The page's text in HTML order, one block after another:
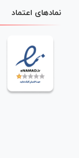
نمادهای اعتماد